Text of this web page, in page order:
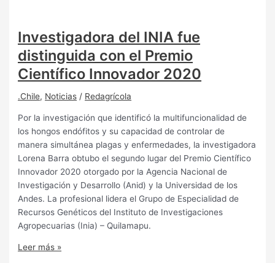
Investigadora del INIA fue
distinguida con el Premio
Científico Innovador 2020
.Chile, Noticias / Redagrícola
Por la investigación que identificó la multifuncionalidad de
los hongos endófitos y su capacidad de controlar de
manera simultánea plagas y enfermedades, la investigadora
Lorena Barra obtubo el segundo lugar del Premio Científico
Innovador 2020 otorgado por la Agencia Nacional de
Investigación y Desarrollo (Anid) y la Universidad de los
Andes. La profesional lidera el Grupo de Especialidad de
Recursos Genéticos del Instituto de Investigaciones
Agropecuarias (Inia) – Quilamapu.
Leer más »